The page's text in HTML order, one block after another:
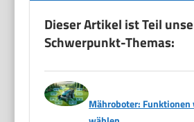
Dieser Artikel ist Teil
Schwerpunkt-Themas:
Mähroboter: Funktionen